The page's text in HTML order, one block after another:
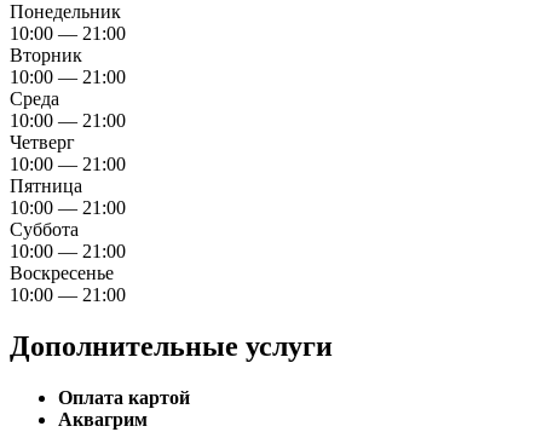
Понедельник
10:00 — 21:00
Вторник
10:00 — 21:00
Среда
10:00 — 21:00
Четверг
10:00 — 21:00
Пятница
10:00 — 21:00
Суббота
10:00 — 21:00
Воскресенье
10:00 — 21:00
Дополнительные услуги
Оплата картой
Аквагрим